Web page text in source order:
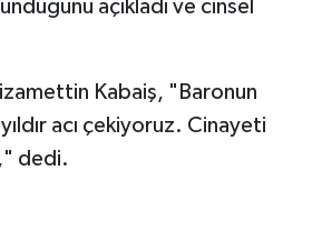
açıkladı ve cinsel
Kabaiş, "Baronun
acı çekiyoruz. Cinayeti
dedi.